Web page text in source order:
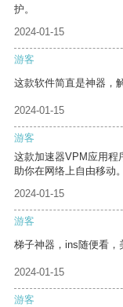
护。
2024-01-15
游客
这款软件简直是神器，
2024-01-15
游客
这款加速器VPM应用程
助你在网络上自由移动。
2024-01-15
游客
梯子神器，ins随便看，
2024-01-15
游客